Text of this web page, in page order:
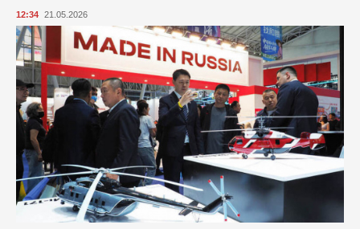
12:34 21.05.2026